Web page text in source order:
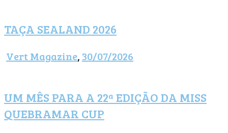
TAÇA SEALAND 2026
Vert Magazine, 30/07/2026
UM MÊS PARA A 22ª EDIÇÃO DA MISS
QUEBRAMAR CUP